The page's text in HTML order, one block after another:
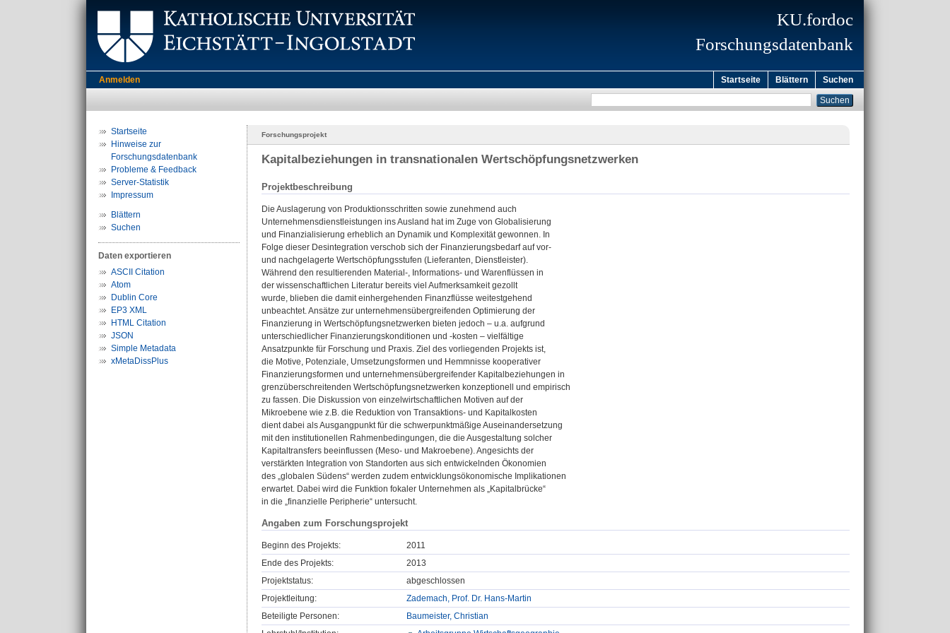
KU.fordoc
Forschungsdatenbank
Anmelden Startseite Blättern Suchen
Startseite
Hinweise zur
Forschungsdatenbank
Probleme & Feedback
Server-Statistik
Impressum
Blättern
Suchen
Daten exportieren
ASCII Citation
Atom
Dublin Core
EP3 XML
HTML Citation
JSON
Simple Metadata
xMetaDissPlus
Forschungsprojekt
Kapitalbeziehungen in transnationalen Wertschöpfungsnetzwerken
Projektbeschreibung
Die Auslagerung von Produktionsschritten sowie zunehmend auch
Unternehmensdienstleistungen ins Ausland hat im Zuge von Globalisierung
und Finanzialisierung erheblich an Dynamik und Komplexität gewonnen. In
Folge dieser Desintegration verschob sich der Finanzierungsbedarf auf vor-
und nachgelagerte Wertschöpfungsstufen (Lieferanten, Dienstleister).
Während den resultierenden Material-, Informations- und Warenflüssen in
der wissenschaftlichen Literatur bereits viel Aufmerksamkeit gezollt
wurde, blieben die damit einhergehenden Finanzflüsse weitestgehend
unbeachtet. Ansätze zur unternehmensübergreifenden Optimierung der
Finanzierung in Wertschöpfungsnetzwerken bieten jedoch – u.a. aufgrund
unterschiedlicher Finanzierungskonditionen und -kosten – vielfältige
Ansatzpunkte für Forschung und Praxis. Ziel des vorliegenden Projekts ist,
die Motive, Potenziale, Umsetzungsformen und Hemmnisse kooperativer
Finanzierungsformen und unternehmensübergreifender Kapitalbeziehungen in
grenzüberschreitenden Wertschöpfungsnetzwerken konzeptionell und empirisch
zu fassen. Die Diskussion von einzelwirtschaftlichen Motiven auf der
Mikroebene wie z.B. die Reduktion von Transaktions- und Kapitalkosten
dient dabei als Ausgangpunkt für die schwerpunktmäßige Auseinandersetzung
mit den institutionellen Rahmenbedingungen, die die Ausgestaltung solcher
Kapitaltransfers beeinflussen (Meso- und Makroebene). Angesichts der
verstärkten Integration von Standorten aus sich entwickelnden Ökonomien
des „globalen Südens“ werden zudem entwicklungsökonomische Implikationen
erwartet. Dabei wird die Funktion fokaler Unternehmen als „Kapitalbrücke“
in die „finanzielle Peripherie“ untersucht.
Angaben zum Forschungsprojekt
Beginn des Projekts:
2011
Ende des Projekts:
2013
Projektstatus:
abgeschlossen
Projektleitung:
Zademach, Prof. Dr. Hans-Martin
Beteiligte Personen:
Baumeister, Christian